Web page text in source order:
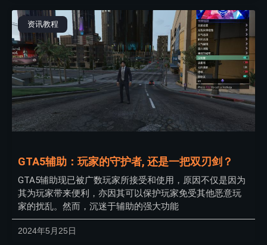
资讯教程
GTA5辅助：玩家的守护者, 还是一把双刃剑？
GTA5辅助现已被广数玩家所接受和使用，原因不仅是因为
其为玩家带来便利，亦因其可以保护玩家免受其他恶意玩
家的扰乱。然而，沉迷于辅助的强大功能
2024年5月25日